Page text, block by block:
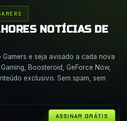
NOTÍCIAS DE
e seja avisado a cada nova
Boosteroid, GeForce Now,
exclusivo. Sem spam, sem
ASSINAR GRÁTIS